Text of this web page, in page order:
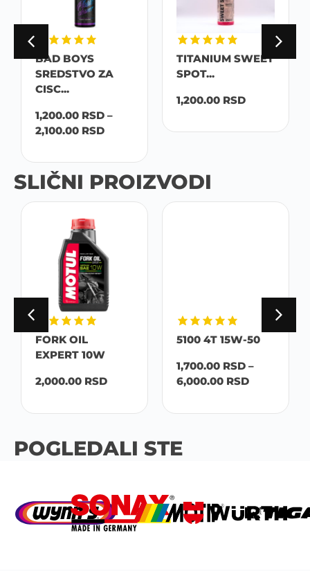
BAD BOYS
SREDSTVO ZA
CISC...
1,200.00 RSD –
2,100.00 RSD
TITANIUM SWEET
SPOT...
1,200.00 RSD
SLIČNI PROIZVODI
FORK OIL
EXPERT 10W
2,000.00 RSD
5100 4T 15W-50
1,700.00 RSD –
6,000.00 RSD
POGLEDALI STE